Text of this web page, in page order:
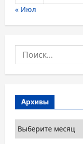
« Июл
Найти:
Архивы
Архивы